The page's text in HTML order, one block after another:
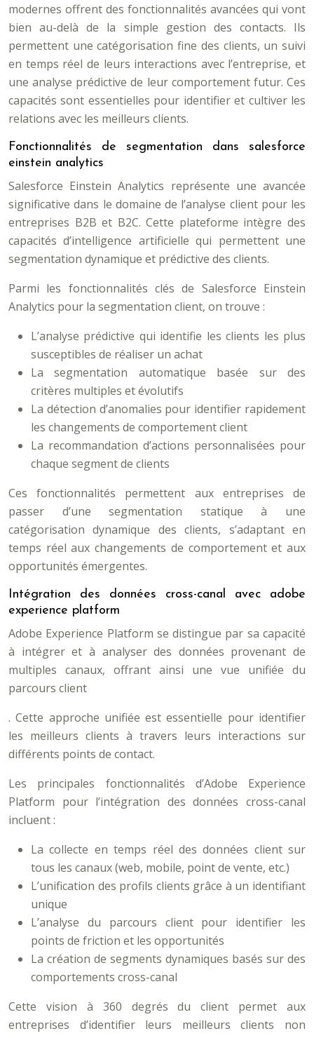
modernes offrent des fonctionnalités avancées qui vont
bien au-delà de la simple gestion des contacts. Ils
permettent une catégorisation fine des clients, un suivi
en temps réel de leurs interactions avec l’entreprise, et
une analyse prédictive de leur comportement futur. Ces
capacités sont essentielles pour identifier et cultiver les
relations avec les meilleurs clients.
Fonctionnalités de segmentation dans salesforce
einstein analytics
Salesforce Einstein Analytics représente une avancée
significative dans le domaine de l’analyse client pour les
entreprises B2B et B2C. Cette plateforme intègre des
capacités d’intelligence artificielle qui permettent une
segmentation dynamique et prédictive des clients.
Parmi les fonctionnalités clés de Salesforce Einstein
Analytics pour la segmentation client, on trouve :
L’analyse prédictive qui identifie les clients les plus
susceptibles de réaliser un achat
La segmentation automatique basée sur des
critères multiples et évolutifs
La détection d’anomalies pour identifier rapidement
les changements de comportement client
La recommandation d’actions personnalisées pour
chaque segment de clients
Ces fonctionnalités permettent aux entreprises de
passer d’une segmentation statique à une
catégorisation dynamique des clients, s’adaptant en
temps réel aux changements de comportement et aux
opportunités émergentes.
Intégration des données cross-canal avec adobe
experience platform
Adobe Experience Platform se distingue par sa capacité
à intégrer et à analyser des données provenant de
multiples canaux, offrant ainsi une vue unifiée du
parcours client
. Cette approche unifiée est essentielle pour identifier
les meilleurs clients à travers leurs interactions sur
différents points de contact.
Les principales fonctionnalités d’Adobe Experience
Platform pour l’intégration des données cross-canal
incluent :
La collecte en temps réel des données client sur
tous les canaux (web, mobile, point de vente, etc.)
L’unification des profils clients grâce à un identifiant
unique
L’analyse du parcours client pour identifier les
points de friction et les opportunités
La création de segments dynamiques basés sur des
comportements cross-canal
Cette vision à 360 degrés du client permet aux
entreprises d’identifier leurs meilleurs clients non